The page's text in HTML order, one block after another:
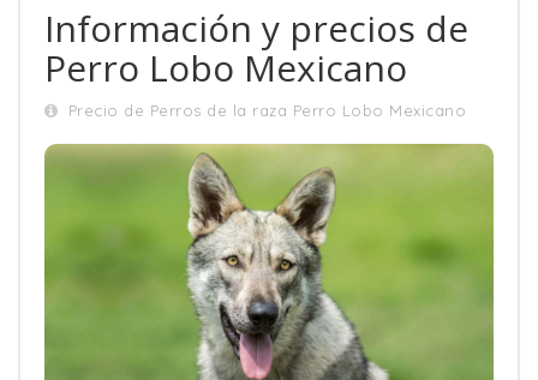
Información y precios de
Perro Lobo Mexicano
Precio de Perros de la raza Perro Lobo Mexicano